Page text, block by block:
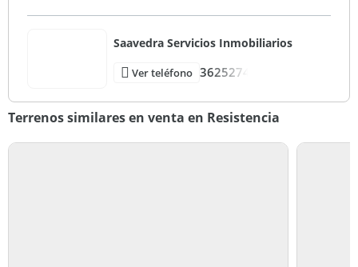
Saavedra Servicios Inmobiliarios
Ver teléfono 3625274
Terrenos similares en venta en Resistencia